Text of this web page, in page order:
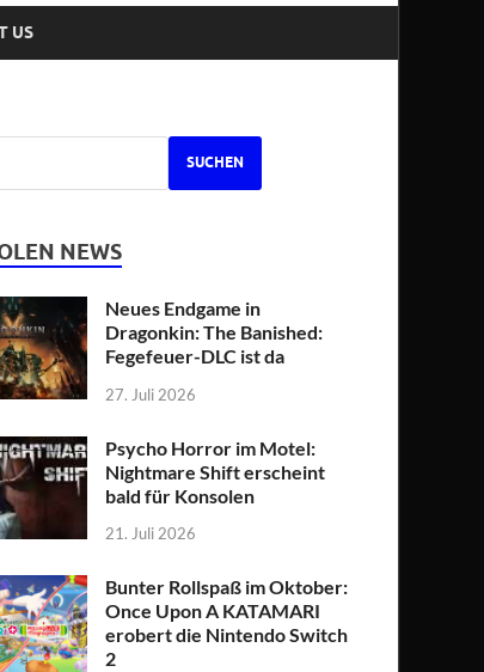
US
SUCHEN
NEWS
Neues Endgame in
Dragonkin: The Banished:
Fegefeuer-DLC ist da
27. Juli 2026
Psycho Horror im Motel:
Nightmare Shift erscheint
bald für Konsolen
21. Juli 2026
Bunter Rollspaß im Oktober:
Once Upon A KATAMARI
erobert die Nintendo Switch
2